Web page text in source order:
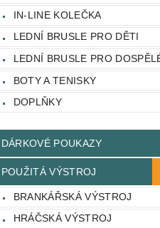
IN-LINE KOLEČKA
LEDNÍ BRUSLE PRO DĚTI
LEDNÍ BRUSLE PRO
BOTY A TENISKY
DOPLŇKY
DÁRKOVÉ POUKAZY
POUŽITÁ VÝSTROJ
BRANKÁŘSKÁ VÝSTROJ
HRÁČSKÁ VÝSTROJ